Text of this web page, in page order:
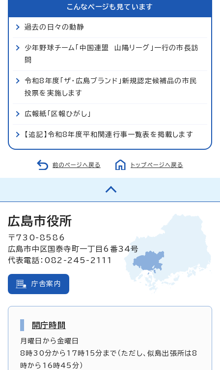
こんなページも見ています
過去の日々の動静
少年野球チーム「中国連盟 山陽リーグ」一行の市長訪
問
令和8年度「ザ・広島ブランド」新規認定候補品の市民
投票を実施します
広報紙「区報ひがし」
【追記】令和8年度平和関連行事一覧表を掲載します
前のページへ戻る トップページへ戻る
広島市役所
〒730-8586
広島市中区国泰寺町一丁目6番34号
代表電話：082-245-2111
庁舎案内
開庁時間
月曜日から金曜日
8時30分から17時15分まで（ただし、似島出張所は8
時から16時45分）